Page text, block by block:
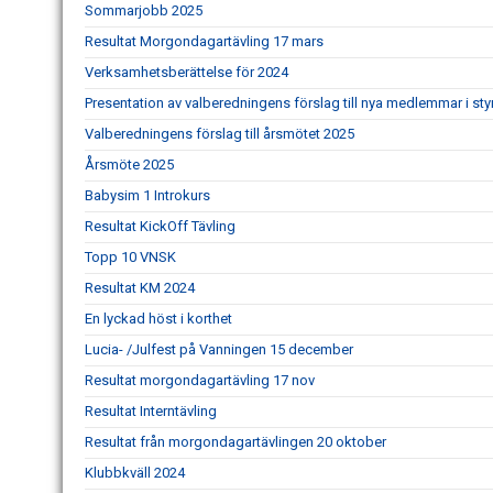
Sommarjobb 2025
Resultat Morgondagartävling 17 mars
Verksamhetsberättelse för 2024
Presentation av valberedningens förslag till nya medlemmar i
Valberedningens förslag till årsmötet 2025
Årsmöte 2025
Babysim 1 Introkurs
Resultat KickOff Tävling
Topp 10 VNSK
Resultat KM 2024
En lyckad höst i korthet
Lucia- /Julfest på Vanningen 15 december
Resultat morgondagartävling 17 nov
Resultat Interntävling
Resultat från morgondagartävlingen 20 oktober
Klubbkväll 2024